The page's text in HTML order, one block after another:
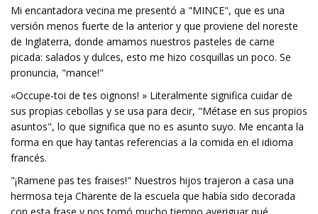
Mi encantadora vecina me presentó a "MINCE", que es una
versión menos fuerte de la anterior y que proviene del noreste
de Inglaterra, donde amamos nuestros pasteles de carne
picada: salados y dulces, esto me hizo cosquillas un poco. Se
pronuncia, "mance!"
«Occupe-toi de tes oignons! » Literalmente significa cuidar de
sus propias cebollas y se usa para decir, "Métase en sus propios
asuntos", lo que significa que no es asunto suyo. Me encanta la
forma en que hay tantas referencias a la comida en el idioma
francés.
"¡Ramene pas tes fraises!" Nuestros hijos trajeron a casa una
hermosa teja Charente de la escuela que había sido decorada